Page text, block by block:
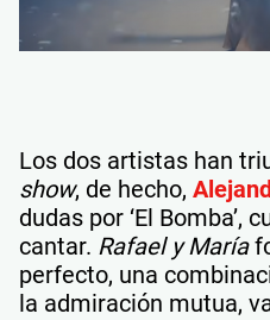
Los dos artistas han
show, de hecho,
dudas por ‘El Bomba’,
cantar. Rafael y María
perfecto, una
la admiración mutua,